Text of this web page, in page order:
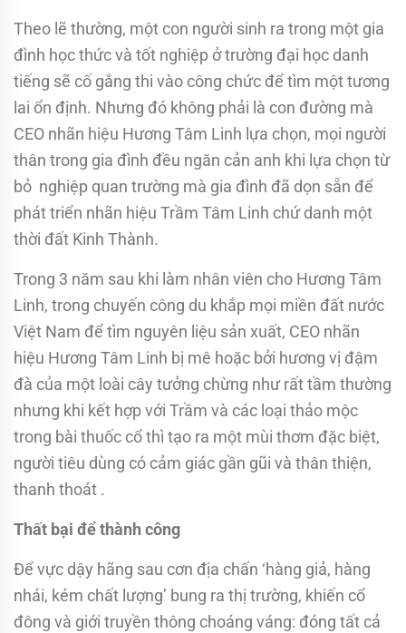
Theo lẽ thường, một con người sinh ra trong một gia
đình học thức và tốt nghiệp ở trường đại học danh
tiếng sẽ cố gắng thi vào công chức để tìm một tương
lai ổn định. Nhưng đó không phải là con đường mà
CEO nhãn hiệu Hương Tâm Linh lựa chọn, mọi người
thân trong gia đình đều ngăn cản anh khi lựa chọn từ
bỏ nghiệp quan trường mà gia đình đã dọn sẵn để
phát triển nhãn hiệu Trầm Tâm Linh chứ danh một
thời đất Kinh Thành.
Trong 3 năm sau khi làm nhân viên cho Hương Tâm
Linh, trong chuyến công du khắp mọi miền đất nước
Việt Nam để tìm nguyên liệu sản xuất, CEO nhãn
hiệu Hương Tâm Linh bị mê hoặc bởi hương vị đậm
đà của một loài cây tưởng chừng như rất tầm thường
nhưng khi kết hợp với Trầm và các loại thảo mộc
trong bài thuốc cổ thì tạo ra một mùi thơm đặc biệt,
người tiêu dùng có cảm giác gần gũi và thân thiện,
thanh thoát .
Thất bại để thành công
Để vực dậy hãng sau cơn địa chấn ‘hàng giả, hàng
nhái, kém chất lượng’ bung ra thị trường, khiến cổ
đông và giới truyền thông choáng váng: đóng tất cả